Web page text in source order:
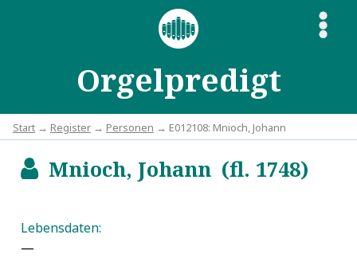
Orgelpredigt
S
Start → Register → Personen → E012108: Mnioch, Johann
bMnioch, Johann (fl. 1748)
Lebensdaten:
—